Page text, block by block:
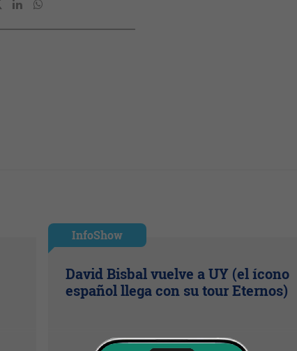
InfoShow
David Bisbal vuelve a UY (el ícono
español llega con su tour Eternos)